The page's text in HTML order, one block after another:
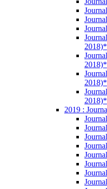
2018)*
2018)*
2018)*
2018)*
2019 :